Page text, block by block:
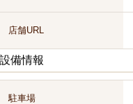
店舗URL
設備情報
駐車場